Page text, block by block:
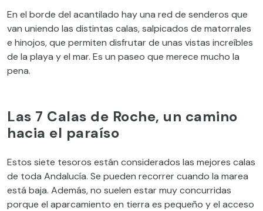
En el borde del acantilado hay una red de senderos que
van uniendo las distintas calas, salpicados de matorrales
e hinojos, que permiten disfrutar de unas vistas increíbles
de la playa y el mar. Es un paseo que merece mucho la
pena.
Las 7 Calas de Roche, un camino
hacia el paraíso
Estos siete tesoros están considerados las mejores calas
de toda Andalucía. Se pueden recorrer cuando la marea
está baja. Además, no suelen estar muy concurridas
porque el aparcamiento en tierra es pequeño y el acceso